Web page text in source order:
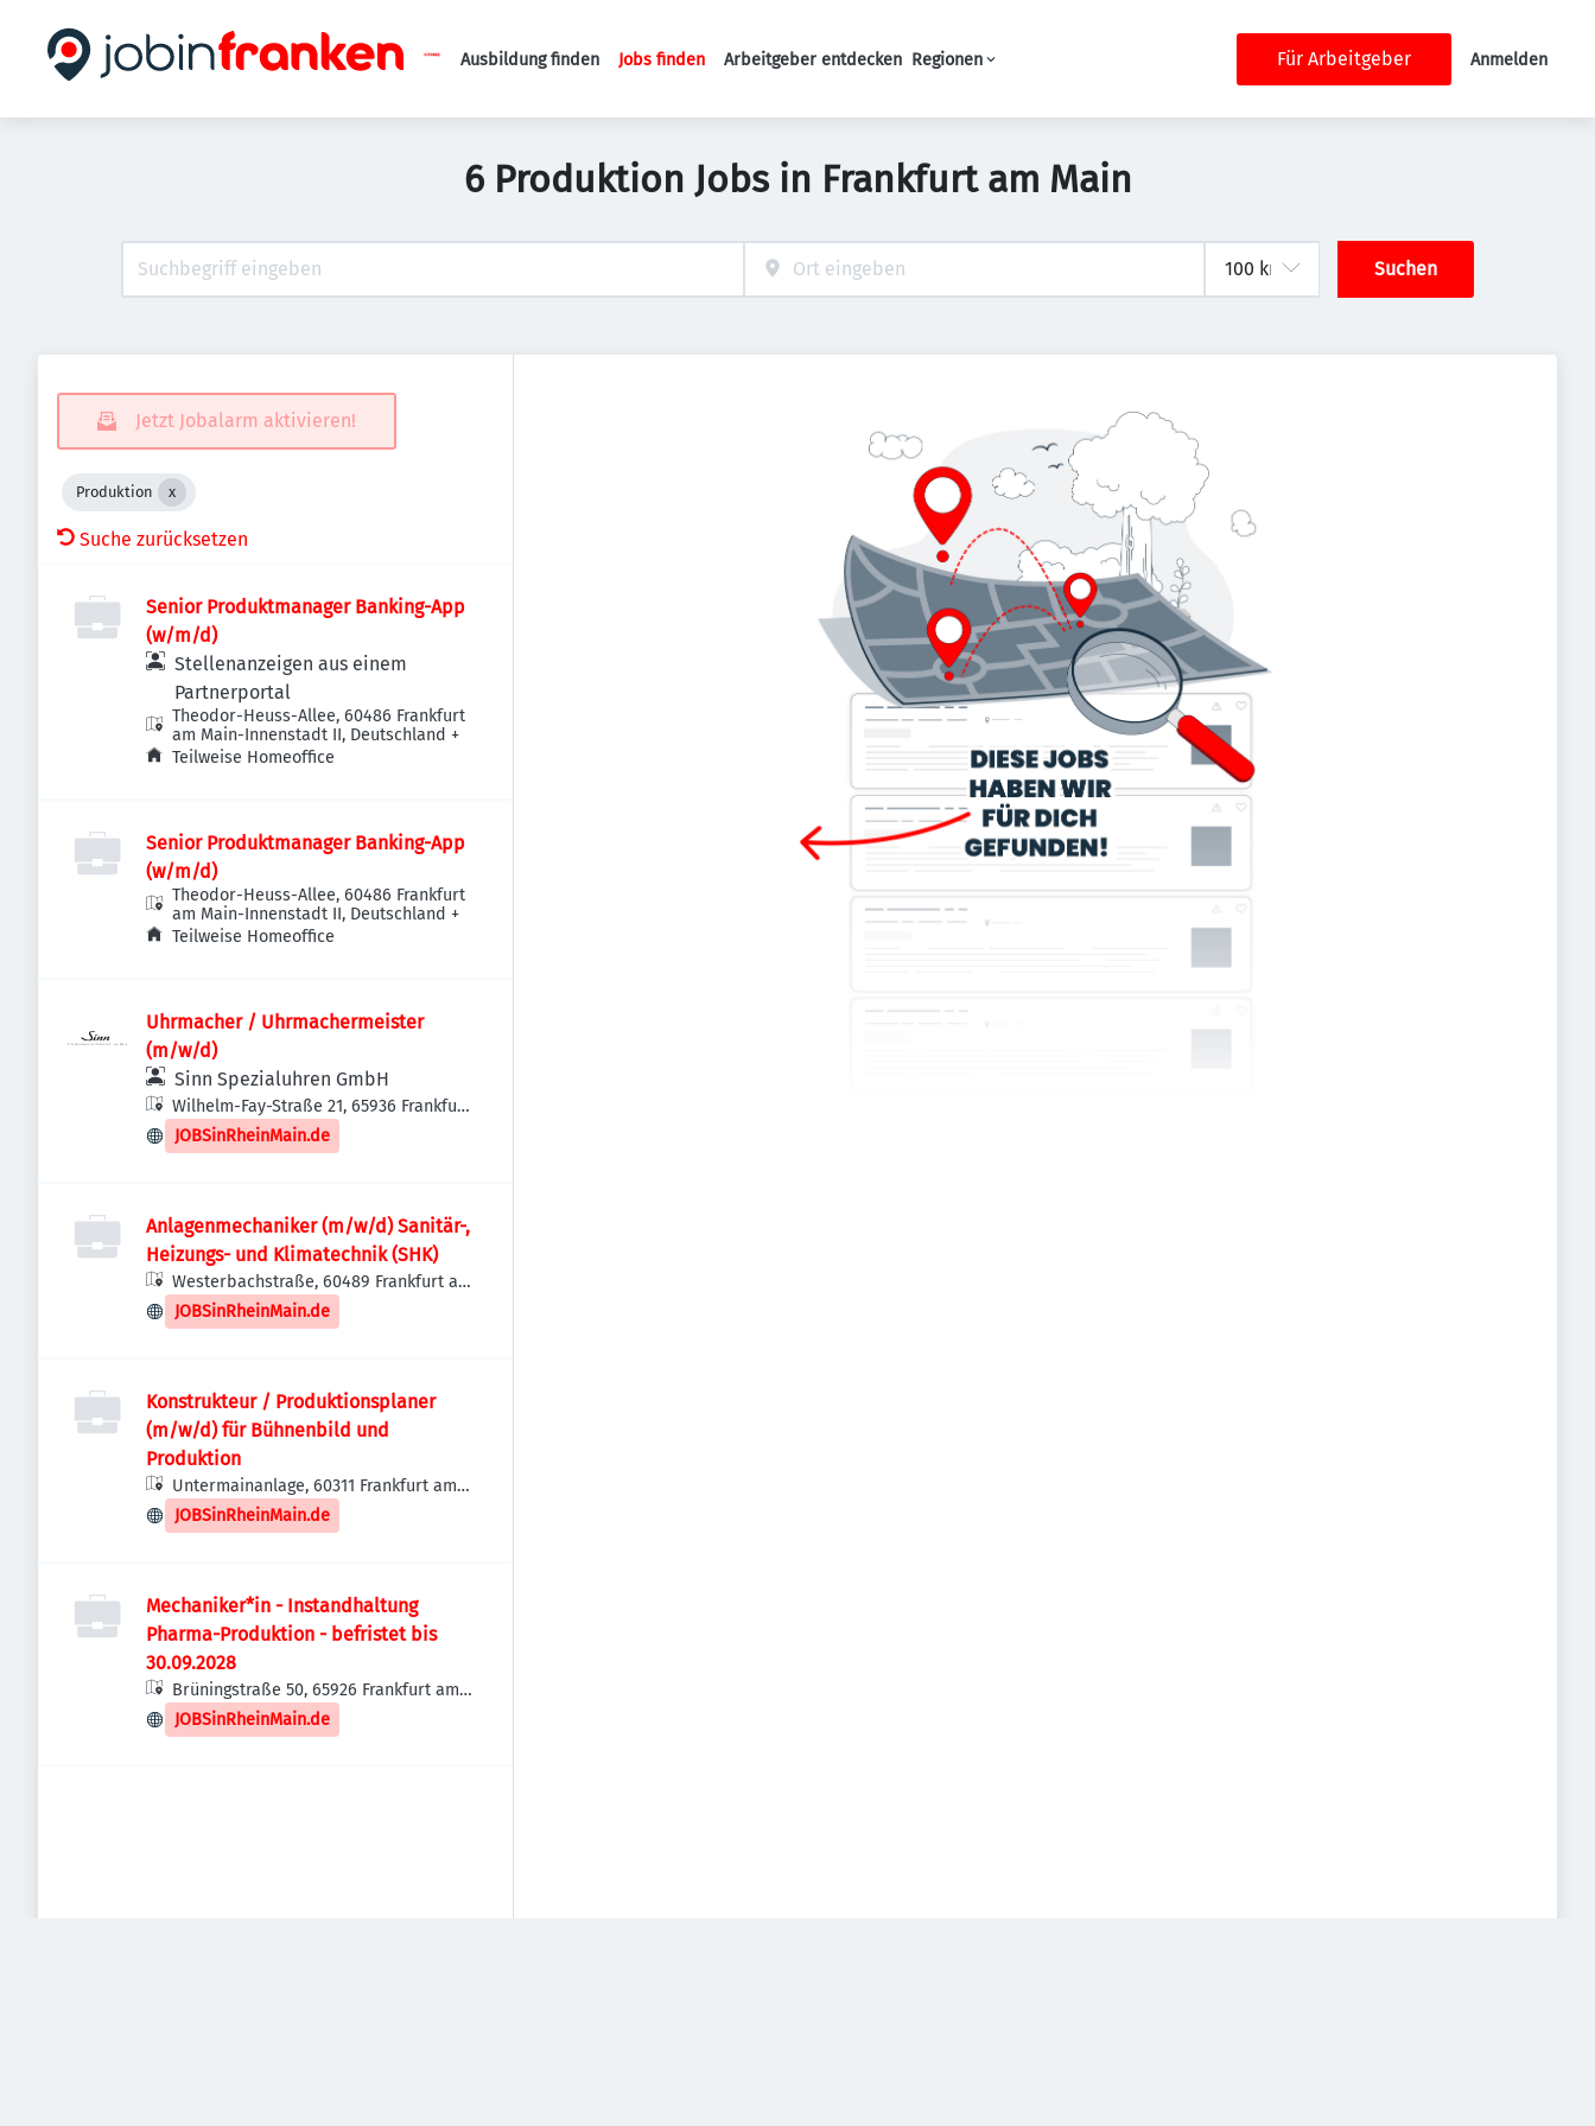
Haupt-Navigation
Ausbildung finden Jobs finden Arbeitgeber entdecken Regionen Für Arbeitgeber Anmelden
6 Produktion Jobs in Frankfurt am Main
Suchen
Jetzt Jobalarm aktivieren!
Produktion
Suche zurücksetzen
Senior Produktmanager Banking-App
(w/m/d)
Stellenanzeigen aus einem
Partnerportal
Theodor-Heuss-Allee, 60486 Frankfurt
am Main-Innenstadt II, Deutschland +
Teilweise Homeoffice
Senior Produktmanager Banking-App
(w/m/d)
Theodor-Heuss-Allee, 60486 Frankfurt
am Main-Innenstadt II, Deutschland +
Teilweise Homeoffice
Uhrmacher / Uhrmachermeister
(m/w/d)
Sinn Spezialuhren GmbH
Wilhelm-Fay-Straße 21, 65936 Frankfurt
am Main, Deutschland
JOBSinRheinMain.de
Anlagenmechaniker (m/w/d) Sanitär-,
Heizungs- und Klimatechnik (SHK)
Westerbachstraße, 60489 Frankfurt am
Main-Frankfurt-Mitte-West,
Deutschland
JOBSinRheinMain.de
Konstrukteur / Produktionsplaner
(m/w/d) für Bühnenbild und
Produktion
Untermainanlage, 60311 Frankfurt am
Main-Innenstadt I, Deutschland
JOBSinRheinMain.de
Mechaniker*in - Instandhaltung
Pharma-Produktion - befristet bis
30.09.2028
Brüningstraße 50, 65926 Frankfurt am
Main, Deutschland
JOBSinRheinMain.de